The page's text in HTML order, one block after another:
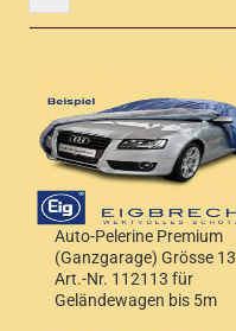
Auto-Pelerine Premium
(Ganzgarage) Grösse 13
Art.-Nr. 112113 für
Geländewagen bis 5m